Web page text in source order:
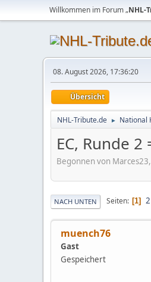
Willkommen im Forum „NHL-
08. August 2026, 17:36:20
Übersicht
NHL-Tribute.de ► National
EC, Runde
Begonnen von
NACH UNTEN Seiten 1 2
muench76
Gast
Gespeichert